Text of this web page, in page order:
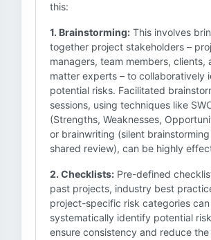
this:
1. Brainstorming: This involves
together project stakeholders –
managers, team members, clients,
matter experts – to collaboratively
potential risks. Facilitated
sessions, using techniques like
(Strengths, Weaknesses,
or brainwriting (silent
shared review), can be highly
2. Checklists: Pre-defined
past projects, industry best
project-specific risk categories can
systematically identify potential
ensure consistency and reduce